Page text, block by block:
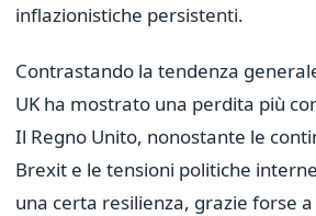
inflazionistiche persistenti.
Contrastando la tendenza
UK ha mostrato una perdita più
Il Regno Unito, nonostante le
Brexit e le tensioni politiche
una certa resilienza, grazie forse